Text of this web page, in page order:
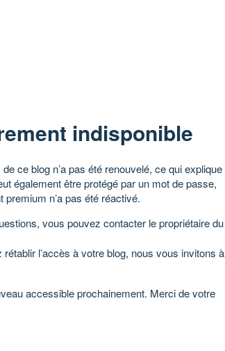
indisponible
ce blog n’a pas été renouvelé, ce qui explique
également être protégé par un mot de passe,
premium n’a pas été réactivé.
vous pouvez contacter le propriétaire du
l’accès à votre blog, nous vous invitons à
accessible prochainement. Merci de votre